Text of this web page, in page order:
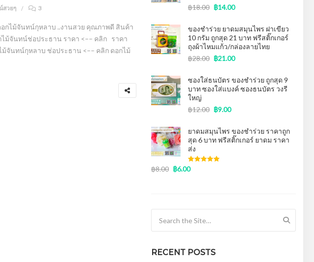
สวยๆ 3
อกไม้จันทน์กุหลาบ ..งานสวย คุณภาพดี สินค้า
ม้จันทน์ช่อประธาน ราคา <–– คลิก ราคา
จันทน์กุหลาบ ช่อประธาน <–– คลิก ดอกไม้
฿18.00 ฿14.00
ของชําร่วย ยาดมสมุนไพร ฝาเขียว
10 กรัม ถูกสุด 21 บาท ฟรีสติ๊กเกอร์
ถุงผ้าไหมแก้ว/กล่องลายไทย
฿28.00 ฿21.00
ซองใส่ธนบัตร ของชําร่วย ถูกสุด 9
บาท ซองใส่แบงค์ ซองธนบัตร วงรี
ใหญ่
฿12.00 ฿9.00
ยาดมสมุนไพร ของชำร่วย ราคาถูก
สุด 6 บาท ฟรีสติ๊กเกอร์ ยาดม ราคา
ส่ง
Rated
out of 5
฿8.00 ฿6.00
RECENT POSTS